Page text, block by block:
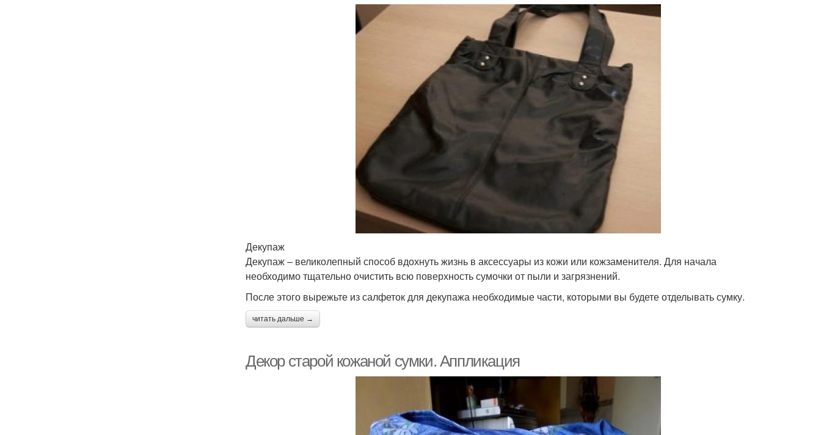
Декупаж
Декупаж – великолепный способ вдохнуть жизнь в аксессуары из кожи или кожзаменителя. Для начала
необходимо тщательно очистить всю поверхность сумочки от пыли и загрязнений.
После этого вырежьте из салфеток для декупажа необходимые части, которыми вы будете отделывать сумку.
читать дальше →
Декор старой кожаной сумки. Аппликация